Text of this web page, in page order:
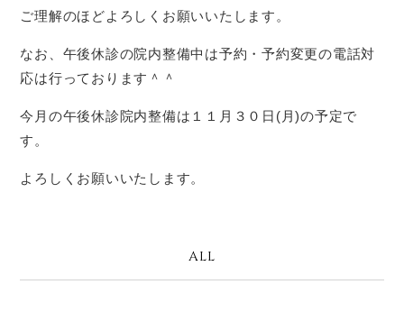
ご理解のほどよろしくお願いいたします。
なお、午後休診の院内整備中は予約・予約変更の電話対
応は行っております＾＾
今月の午後休診院内整備は１１月３０日(月)の予定で
す。
よろしくお願いいたします。
ALL